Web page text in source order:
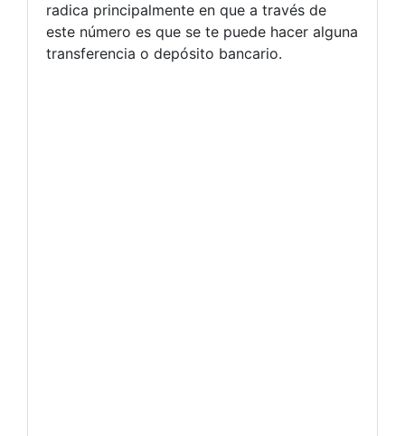
radica principalmente en que a través de
este número es que se te puede hacer alguna
transferencia o depósito bancario.